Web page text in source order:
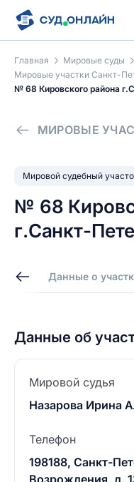
Главная
Мировые суды
Мировые участки Санкт-
№ 68 Кировского района
МИРОВЫЕ
Мировой судебный
№ 68
г.Санкт-
Данные о
Данные об
Мировой судья
Назарова Ирина
Телефон
198188, Санкт-
Возрождения, д.